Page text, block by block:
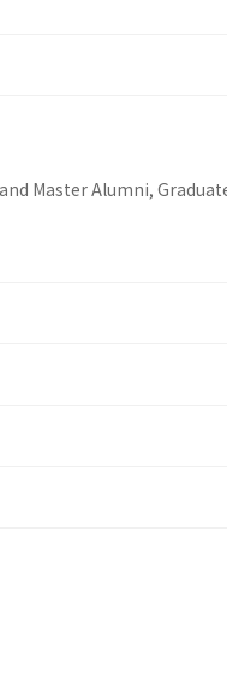
Master Alumni,